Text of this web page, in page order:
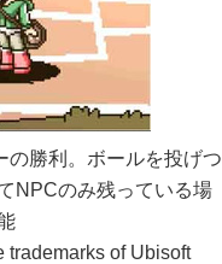
の勝利。ボールを投げ
NPCのみ残っている場
trademarks of Ubisoft